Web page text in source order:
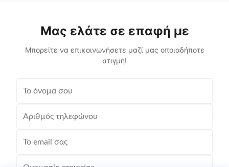
Μας ελάτε σε επαφή με
Μπορείτε να επικοινωνήσετε μαζί μας οποιαδήποτε
στιγμή!